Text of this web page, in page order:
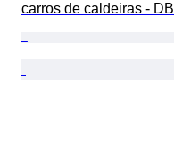
carros de caldeiras - DB